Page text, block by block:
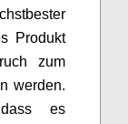
Produkt
zum
werden.
es